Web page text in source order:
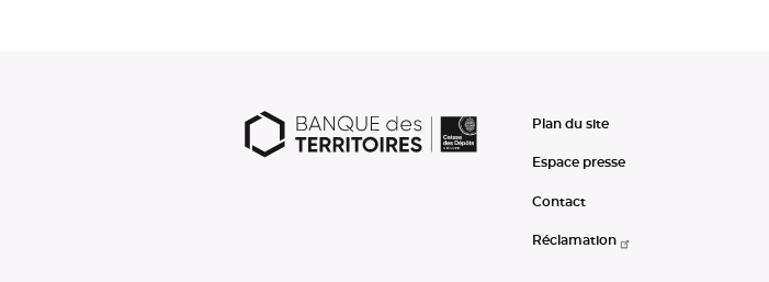
Plan du site
Espace presse
Contact
Réclamation